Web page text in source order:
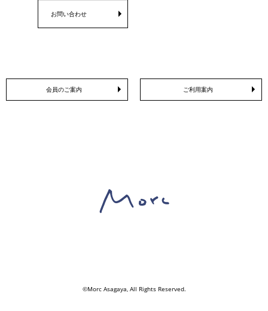
お問い合わせ
会員のご案内 ご利用案内
©Morc Asagaya, All Rights Reserved.